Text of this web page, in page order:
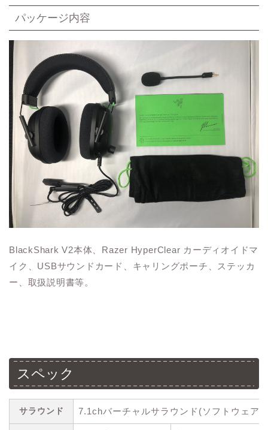
パッケージ内容
BlackShark V2本体、Razer HyperClear カーディオイドマ
イク、USBサウンドカード、キャリングポーチ、ステッカ
ー、取扱説明書等。
スペック
サラウンド 7.1chバーチャルサラウンド(ソフトウェア